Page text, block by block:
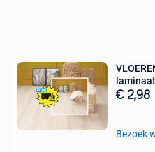
€ 2,98
Bezoek